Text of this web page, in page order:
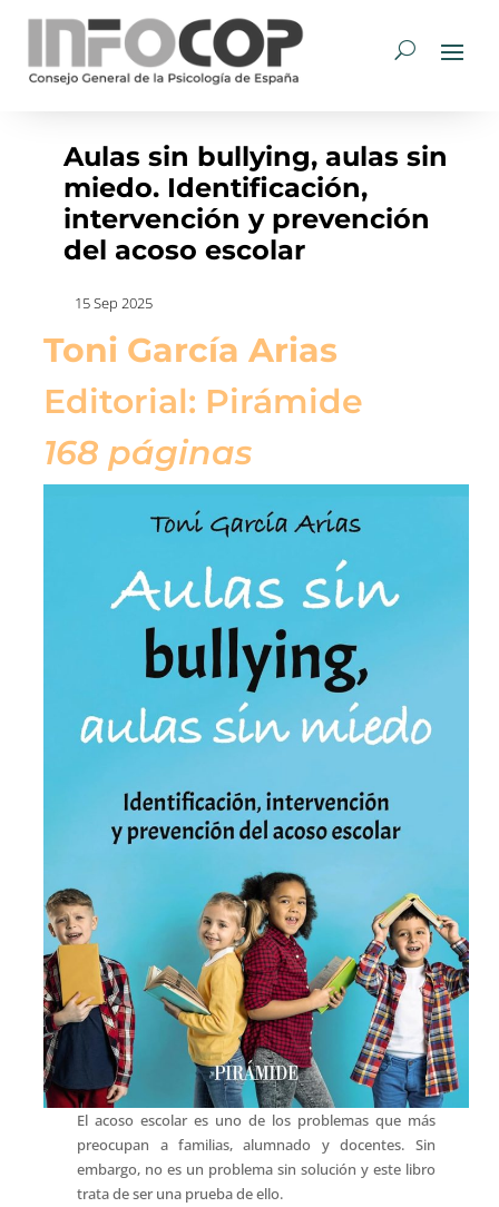
Aulas sin bullying, aulas sin
miedo. Identificación,
intervención y prevención
del acoso escolar
15 Sep 2025
Toni García Arias
Editorial: Pirámide
168 páginas
El acoso escolar es uno de los problemas que más
preocupan a familias, alumnado y docentes. Sin
embargo, no es un problema sin solución y este libro
trata de ser una prueba de ello.